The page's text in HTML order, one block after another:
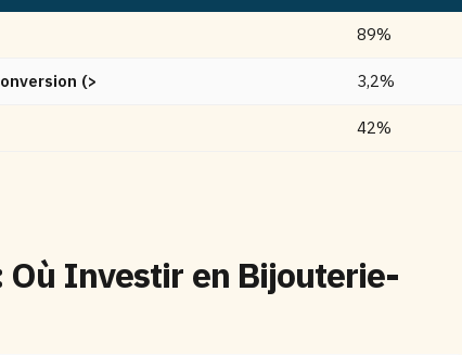
89%
(> 3,2%
42%
Investir en Bijouterie-